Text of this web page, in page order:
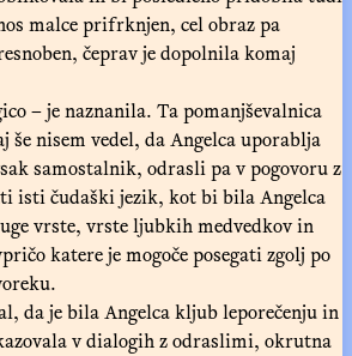
malce prifrknjen, cel obraz pa
čeprav je dopolnila komaj
– je naznanila. Ta pomanjševalnica
še nisem vedel, da Angelca uporablja
samostalnik, odrasli pa v pogovoru z
isti čudaški jezik, kot bi bila Angelca
vrste, vrste ljubkih medvedkov in
katere je mogoče posegati zgolj po
da je bila Angelca kljub leporečenju in
v dialogih z odraslimi, okrutna